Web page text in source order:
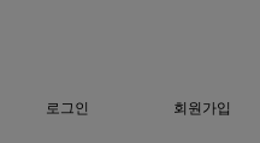
로그인 회원가입